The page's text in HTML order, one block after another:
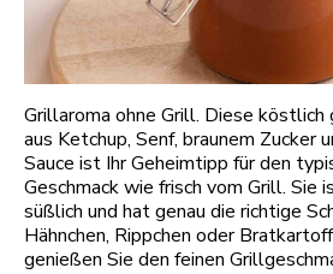
Grillaroma ohne Grill. Diese köstlich
aus Ketchup, Senf, braunem Zucker
Sauce ist Ihr Geheimtipp für den
Geschmack wie frisch vom Grill. Sie
süßlich und hat genau die richtige
Hähnchen, Rippchen oder
genießen Sie den feinen